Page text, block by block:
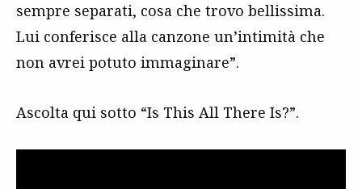
sempre separati, cosa che trovo bellissima.
Lui conferisce alla canzone un’intimità che
non avrei potuto immaginare”.
Ascolta qui sotto “Is This All There Is?”.